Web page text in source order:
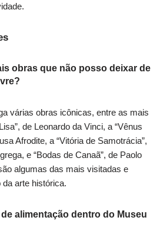
obras que não posso deixar de
várias obras icônicas, entre as mais
de Leonardo da Vinci, a “Vênus
Afrodite, a “Vitória de Samotrácia”,
e “Bodas de Canaã”, de Paolo
algumas das mais visitadas e
arte histórica.
alimentação dentro do Museu